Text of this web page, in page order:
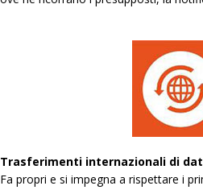
Trasferimenti internazionali di
Fa propri e si impegna a rispettare i